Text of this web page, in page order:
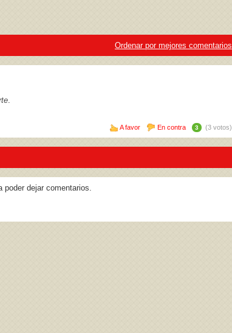
Ordenar por mejores comentarios
.
A favor En contra 3 (3 votos)
poder dejar comentarios.